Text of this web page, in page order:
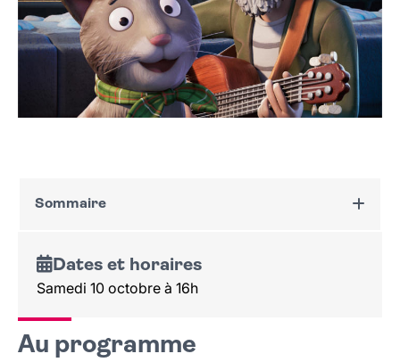
Sommaire
Dates et horaires
Au programme
Public
Lieu et contact
Dates et horaires
Samedi 10 octobre à 16h
Au programme